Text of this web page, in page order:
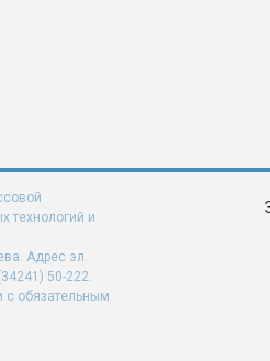
технологий и
Адрес эл.
50-222.
с обязательным